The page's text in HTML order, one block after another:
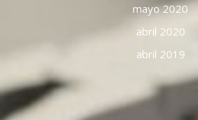
mayo 2020
abril 2020
abril 2019